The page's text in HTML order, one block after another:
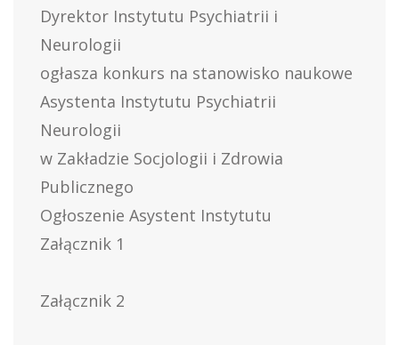
Dyrektor Instytutu Psychiatrii i
Neurologii
ogłasza konkurs na stanowisko naukowe
Asystenta Instytutu Psychiatrii
Neurologii
w Zakładzie Socjologii i Zdrowia
Publicznego
Ogłoszenie Asystent Instytutu
Załącznik 1
Załącznik 2